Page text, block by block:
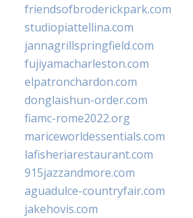
friendsofbroderickpark.com
studiopiattellina.com
jannagrillspringfield.com
fujiyamacharleston.com
elpatronchardon.com
donglaishun-order.com
fiamc-rome2022.org
mariceworldessentials.com
lafisheriarestaurant.com
915jazzandmore.com
aguadulce-countryfair.com
jakehovis.com